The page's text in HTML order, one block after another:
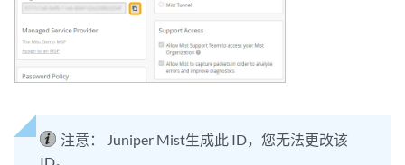
注意：
Juniper Mist生成此 ID，您无法更改该